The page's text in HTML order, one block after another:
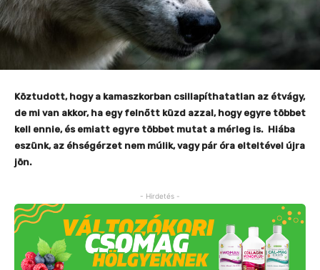
Köztudott, hogy a kamaszkorban csillapíthatatlan az étvágy,
de mi van akkor, ha egy felnőtt küzd azzal, hogy egyre többet
kell ennie, és emiatt egyre többet mutat a mérleg is. Hiába
eszünk, az éhségérzet nem múlik, vagy pár óra elteltével újra
jön.
- Hirdetés -